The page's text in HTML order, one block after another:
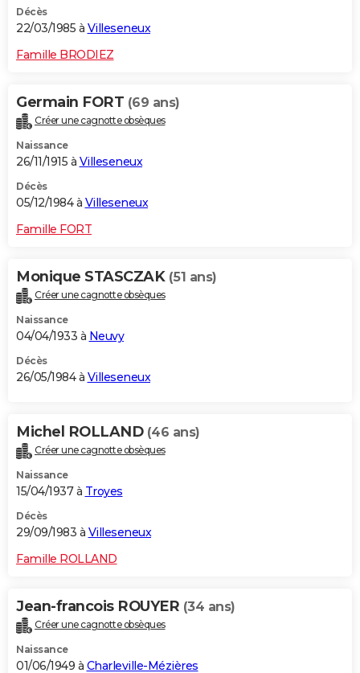
Décès
22/03/1985 à Villeseneux
Famille BRODIEZ
Germain FORT (69 ans)
Créer une cagnotte obsèques
Naissance
26/11/1915 à Villeseneux
Décès
05/12/1984 à Villeseneux
Famille FORT
Monique STASCZAK (51 ans)
Créer une cagnotte obsèques
Naissance
04/04/1933 à Neuvy
Décès
26/05/1984 à Villeseneux
Michel ROLLAND (46 ans)
Créer une cagnotte obsèques
Naissance
15/04/1937 à Troyes
Décès
29/09/1983 à Villeseneux
Famille ROLLAND
Jean-francois ROUYER (34 ans)
Créer une cagnotte obsèques
Naissance
01/06/1949 à Charleville-Mézières